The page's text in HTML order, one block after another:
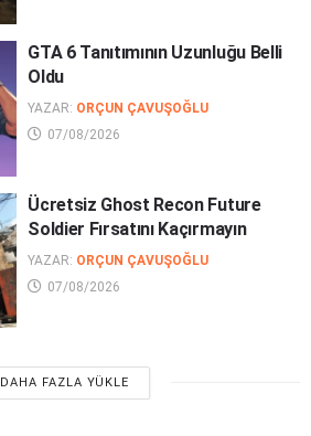
GTA 6 Tanıtımının Uzunluğu Belli
Oldu
YAZAR: ORÇUN ÇAVUŞOĞLU
07/08/2026
Ücretsiz Ghost Recon Future
Soldier Fırsatını Kaçırmayın
YAZAR: ORÇUN ÇAVUŞOĞLU
07/08/2026
DAHA FAZLA YÜKLE